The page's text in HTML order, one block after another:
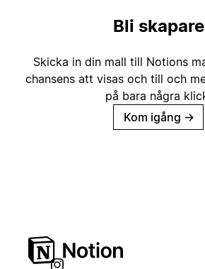
Bli skapare
Skicka in din mall till Notions
chansens att visas och till och
på bara några
Kom igång →